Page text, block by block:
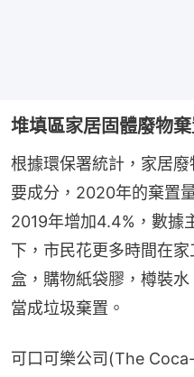
堆填區家居固體廢物
根據環保署統計，家居
要成分，2020年的棄置
2019年增加4.4%，數據
下，市民花更多時間在
盒，購物紙袋膠，樽裝
當成垃圾棄置。
可口可樂公司(The